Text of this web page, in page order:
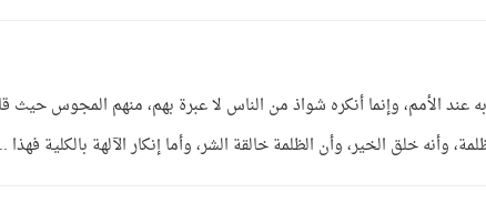
عند الأمم، وإنما أنكره شواذ من الناس لا عبرة بهم، منهم المجوس حيث
وأنه خلق الخير، وأن الظلمة خالقة الشر، وأما إنكار الآلهة بالكلية فهذا